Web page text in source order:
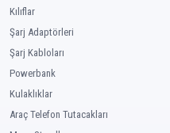
Kılıflar
Şarj Adaptörleri
Şarj Kabloları
Powerbank
Kulaklıklar
Araç Telefon Tutacakları